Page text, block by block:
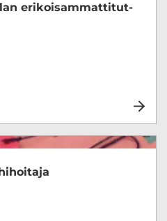
eri­koi­sam­mat­ti­tut­